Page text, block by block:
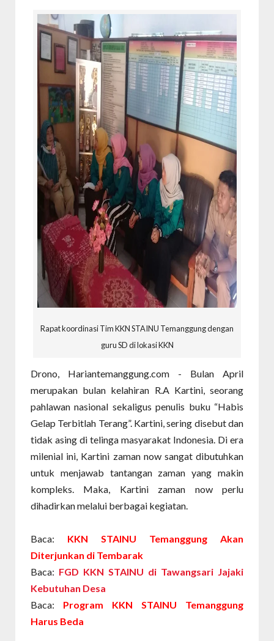
Rapat koordinasi Tim KKN STAINU Temanggung dengan
guru SD di lokasi KKN
Drono, Hariantemanggung.com - Bulan April
merupakan bulan kelahiran R.A Kartini, seorang
pahlawan nasional sekaligus penulis buku “Habis
Gelap Terbitlah Terang”. Kartini, sering disebut dan
tidak asing di telinga masyarakat Indonesia. Di era
milenial ini, Kartini zaman now sangat dibutuhkan
untuk menjawab tantangan zaman yang makin
kompleks. Maka, Kartini zaman now perlu
dihadirkan melalui berbagai kegiatan.
Baca: KKN STAINU Temanggung Akan
Diterjunkan di Tembarak
Baca: FGD KKN STAINU di Tawangsari Jajaki
Kebutuhan Desa
Baca:
Program KKN STAINU Temanggung
Harus Beda